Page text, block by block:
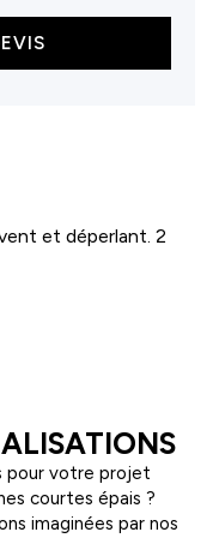
et déperlant. 2
pour votre projet
courtes épais ?
imaginées par nos